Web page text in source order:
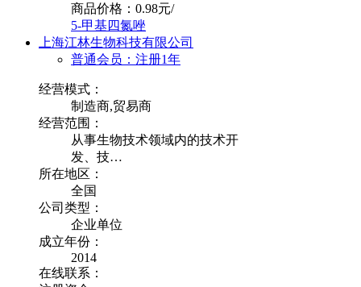
商品价格：0.98元/
5-甲基四氮唑
上海江林生物科技有限公司
普通会员：注册1年
经营模式：
制造商,贸易商
经营范围：
从事生物技术领域内的技术开
发、技…
所在地区：
全国
公司类型：
企业单位
成立年份：
2014
在线联系：